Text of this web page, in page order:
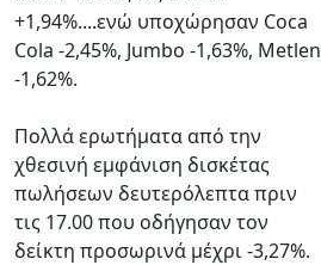
+1,94%....ενώ υποχώρησαν Coca
Cola -2,45%, Jumbo -1,63%, Metlen
-1,62%.
Πολλά ερωτήματα από την
χθεσινή εμφάνιση δισκέτας
πωλήσεων δευτερόλεπτα πριν
τις 17.00 που οδήγησαν τον
δείκτη προσωρινά μέχρι -3,27%.